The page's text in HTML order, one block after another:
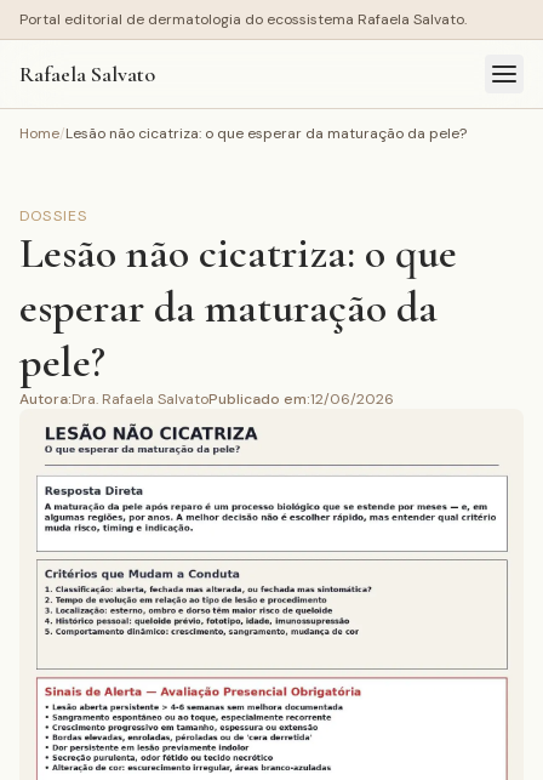
Portal editorial de dermatologia do ecossistema Rafaela Salvato.
Rafaela Salvato
Home/Lesão não cicatriza: o que esperar da maturação da pele?
DOSSIES
Lesão não cicatriza: o que
esperar da maturação da
pele?
Autora:Dra. Rafaela SalvatoPublicado em:12/06/2026